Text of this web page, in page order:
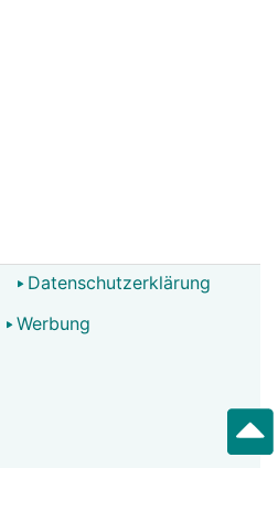
Datenschutzerklärung
Werbung